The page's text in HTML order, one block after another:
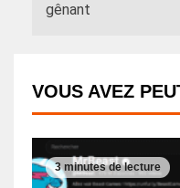
gênant
VOUS AVEZ
3 minutes de lecture